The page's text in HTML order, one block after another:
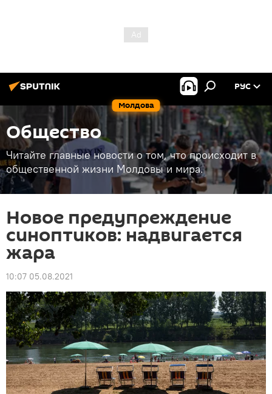
Молдова
РУС
Общество
Читайте главные новости о том, что происходит в
общественной жизни Молдовы и мира.
Новое предупреждение
синоптиков: надвигается
жара
10:07 05.08.2021